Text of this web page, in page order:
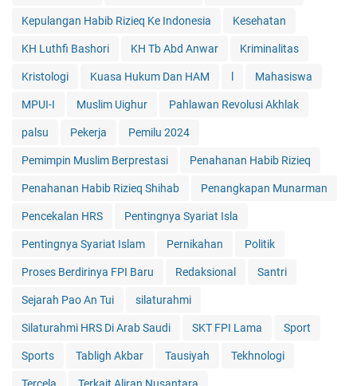
Kepulangan Habib Rizieq Ke Indonesia Kesehatan
KH Luthfi Bashori KH Tb Abd Anwar Kriminalitas
Kristologi Kuasa Hukum Dan HAM Mahasiswa
MPUI-I Muslim Uighur Pahlawan Revolusi Akhlak
palsu Pekerja Pemilu 2024
Pemimpin Muslim Berprestasi Penahanan Habib Rizieq
Penahanan Habib Rizieq Shihab Penangkapan Munarman
Pencekalan HRS Pentingnya Syariat Isla
Pentingnya Syariat Islam Pernikahan Politik
Proses Berdirinya FPI Baru Redaksional Santri
Sejarah Pao An Tui silaturahmi
Silaturahmi HRS Di Arab Saudi SKT FPI Lama Sport
Sports Tabligh Akbar Tausiyah Tekhnologi
Tercela Terkait Aliran Nusantara